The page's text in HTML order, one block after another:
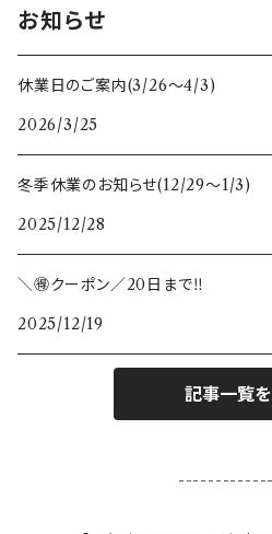
フォトフレーム・写真立て
鏡
ガラスベース(花瓶、燭台)
カレンダー
敷き物
スペイン
ポーランド
スウェーデン
干支セット
すべての木のぬくもり雑貨
お知らせ
休業日のご案内(3/26〜4/3)
2026/3/25
冬季休業のお知らせ(12/29〜1/3)
2025/12/28
＼🉐クーポン／20日まで‼️
2025/12/19
記事一覧